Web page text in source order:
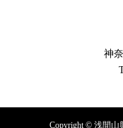
神
Copyright © 浅間山